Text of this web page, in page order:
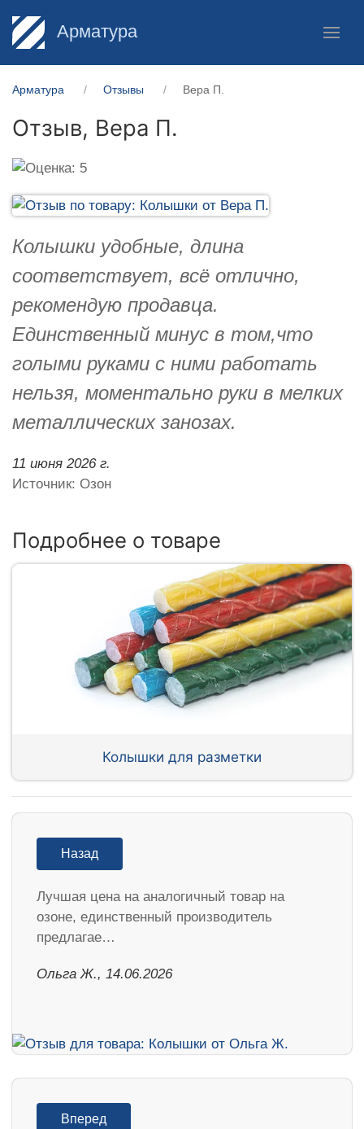
Арматура
Арматура Отзывы Вера П.
Отзыв, Вера П.
Колышки удобные, длина
соответствует, всё отлично,
рекомендую продавца.
Единственный минус в том,что
голыми руками с ними работать
нельзя, моментально руки в мелких
металлических занозах.
11 июня 2026 г.
Источник: Озон
Подробнее о товаре
Колышки для разметки
Назад
Лучшая цена на аналогичный товар на
озоне, единственный производитель
предлагае…
Ольга Ж., 14.06.2026
Вперед